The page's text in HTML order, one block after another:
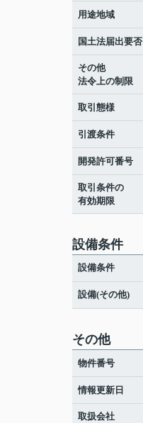
用途地域
国土法届出要否
その他
法令上の制限
取引態様
引渡条件
開発許可番号
取引条件の
有効期限
設備条件
設備条件
設備(その他)
その他
物件番号
情報更新日
取扱会社